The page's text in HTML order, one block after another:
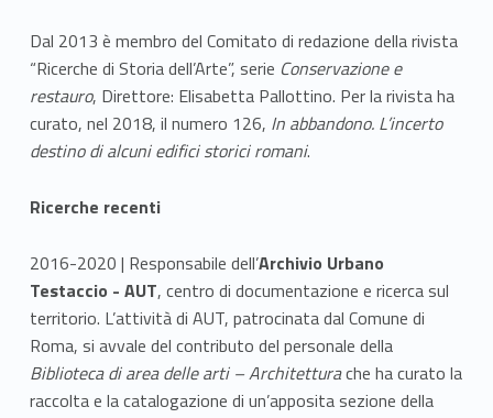
Dal 2013 è membro del Comitato di redazione della rivista
“Ricerche di Storia dell’Arte”, serie Conservazione e
restauro, Direttore: Elisabetta Pallottino. Per la rivista ha
curato, nel 2018, il numero 126, In abbandono. L’incerto
destino di alcuni edifici storici romani.
Ricerche recenti
2016-2020 | Responsabile dell’Archivio Urbano
Testaccio - AUT, centro di documentazione e ricerca sul
territorio. L’attività di AUT, patrocinata dal Comune di
Roma, si avvale del contributo del personale della
Biblioteca di area delle arti – Architetturache ha curato la
raccolta e la catalogazione di un’apposita sezione della